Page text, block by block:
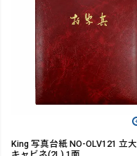
King 写真台紙 NO-OLV121 立大